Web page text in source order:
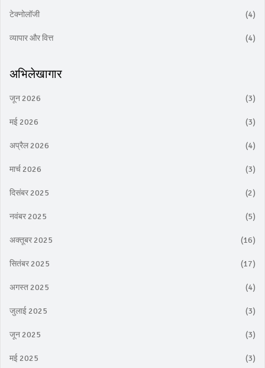
टेक्नोलॉजी (4)
व्यापार और वित्त (4)
अभिलेखागार
जून 2026 (3)
मई 2026 (3)
अप्रैल 2026 (4)
मार्च 2026 (3)
दिसंबर 2025 (2)
नवंबर 2025 (5)
अक्तूबर 2025 (16)
सितंबर 2025 (17)
अगस्त 2025 (4)
जुलाई 2025 (3)
जून 2025 (3)
मई 2025 (3)